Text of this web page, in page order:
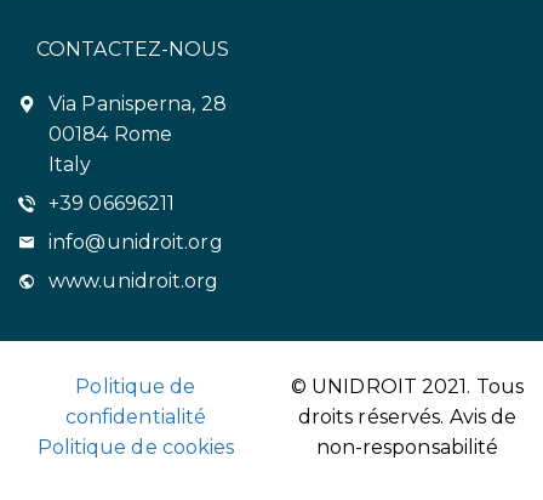
CONTACTEZ-NOUS
Via Panisperna, 28
00184 Rome
Italy
+39 06696211
info@unidroit.org
www.unidroit.org
Politique de
confidentialité
Politique de cookies
© UNIDROIT 2021. Tous
droits réservés. Avis de
non-responsabilité